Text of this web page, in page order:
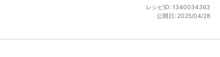
レシピID: 1340034363
公開日: 2025/04/28